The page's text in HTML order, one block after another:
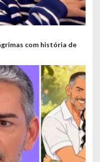
com história de